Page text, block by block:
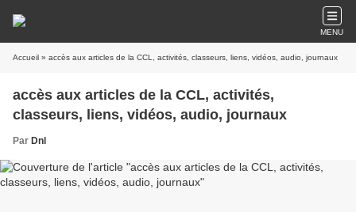
MENU
Accueil » accès aux articles de la CCL, activités, classeurs, liens, vidéos, audio, journaux
accès aux articles de la CCL, activités,
classeurs, liens, vidéos, audio, journaux
Par Dnl